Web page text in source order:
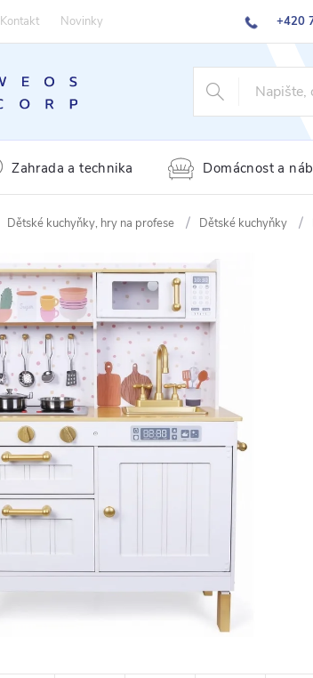
+420
Kontakt Novinky
Zahrada a technika Domácnost a
Dětské kuchyňky, hry na profese Dětské kuchyňky